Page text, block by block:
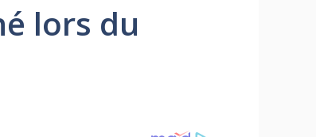
lors du